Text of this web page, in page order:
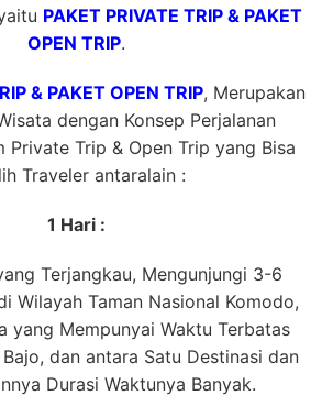
PAKET PRIVATE TRIP & PAKET
OPEN TRIP.
& PAKET OPEN TRIP, Merupakan
dengan Konsep Perjalanan
Private Trip & Open Trip yang Bisa
Traveler antaralain :
1 Hari :
Terjangkau, Mengunjungi 3-6
Wilayah Taman Nasional Komodo,
yang Mempunyai Waktu Terbatas
dan antara Satu Destinasi dan
Durasi Waktunya Banyak.